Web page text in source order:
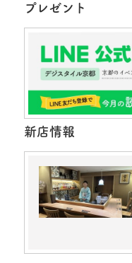
プレゼント
新店情報